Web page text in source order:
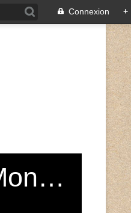
Connexion +
Grand Choeur du Conservatoire de Montreuil